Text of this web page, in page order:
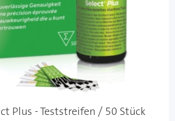
Plus - Teststreifen / 50 Stück